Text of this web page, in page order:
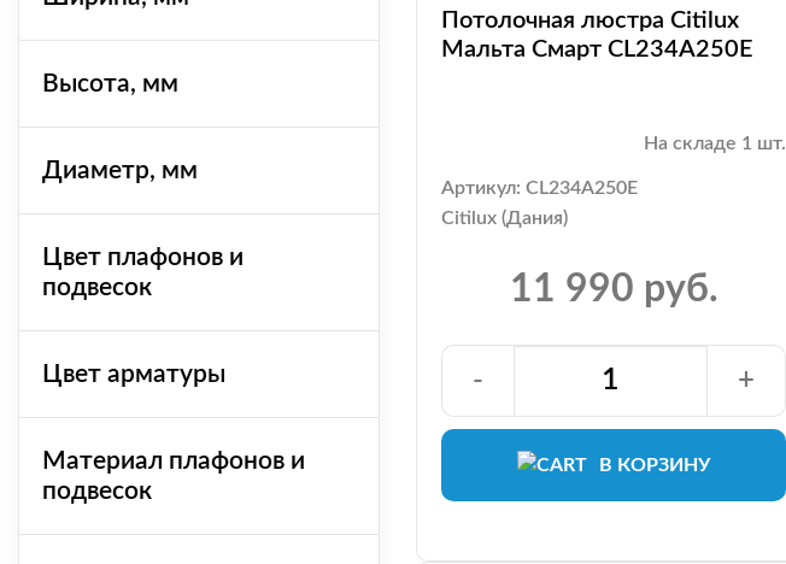
Высота, мм
Диаметр, мм
Цвет плафонов и
подвесок
Цвет арматуры
Материал плафонов и
подвесок
Потолочная люстра Citilux
Мальта Смарт CL234A250E
На складе 1 шт.
Артикул: CL234A250E
Citilux (Дания)
11 990 руб.
В КОРЗИНУ
- +